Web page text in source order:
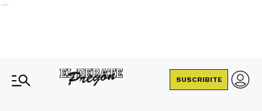
Ads
SUSCRIBITE